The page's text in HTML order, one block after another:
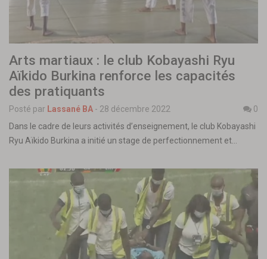
Arts martiaux : le club Kobayashi Ryu
Aïkido Burkina renforce les capacités
des pratiquants
Posté par Lassané BA - 28 décembre 2022
0
Dans le cadre de leurs activités d’enseignement, le club Kobayashi
Ryu Aïkido Burkina a initié un stage de perfectionnement et…